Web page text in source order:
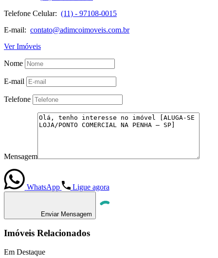
Telefone Celular: (11) - 97108-0015
E-mail: contato@adimcoimoveis.com.br
Ver Imóveis
Nome
E-mail
Telefone
Mensagem
WhatsApp Ligue agora
Enviar Mensagem
Imóveis Relacionados
Em Destaque